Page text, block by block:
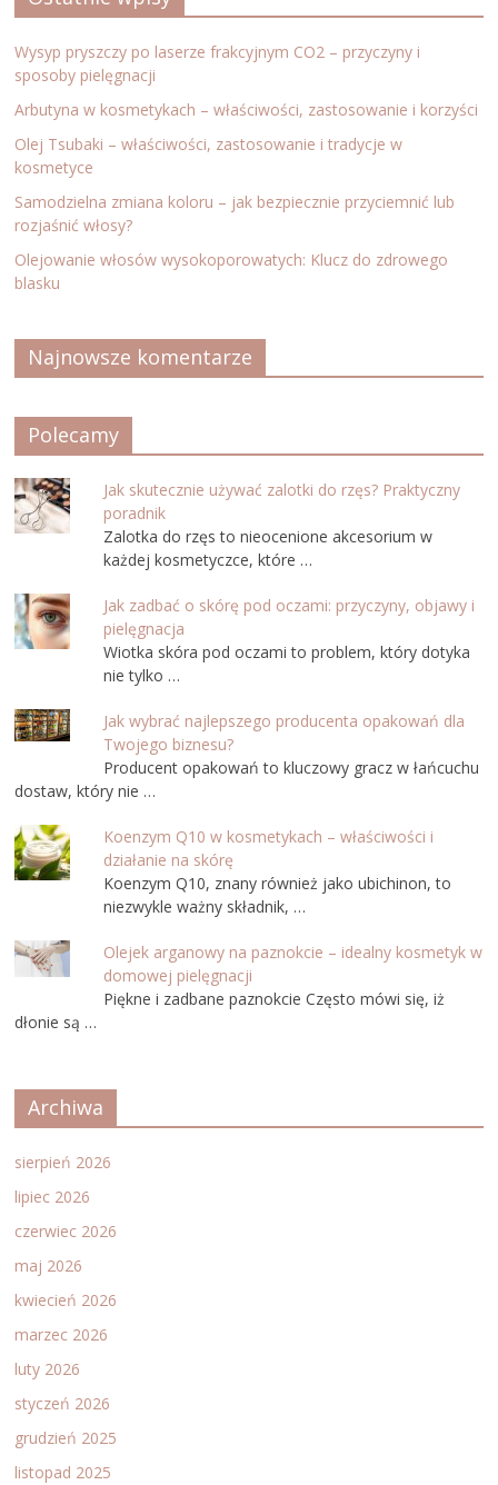
Wysyp pryszczy po laserze frakcyjnym CO2 – przyczyny i
sposoby pielęgnacji
Arbutyna w kosmetykach – właściwości, zastosowanie i korzyści
Olej Tsubaki – właściwości, zastosowanie i tradycje w
kosmetyce
Samodzielna zmiana koloru – jak bezpiecznie przyciemnić lub
rozjaśnić włosy?
Olejowanie włosów wysokoporowatych: Klucz do zdrowego
blasku
Najnowsze komentarze
Polecamy
Jak skutecznie używać zalotki do rzęs? Praktyczny
poradnik
Zalotka do rzęs to nieocenione akcesorium w
każdej kosmetyczce, które …
Jak zadbać o skórę pod oczami: przyczyny, objawy i
pielęgnacja
Wiotka skóra pod oczami to problem, który dotyka
nie tylko …
Jak wybrać najlepszego producenta opakowań dla
Twojego biznesu?
Producent opakowań to kluczowy gracz w łańcuchu
dostaw, który nie …
Koenzym Q10 w kosmetykach – właściwości i
działanie na skórę
Koenzym Q10, znany również jako ubichinon, to
niezwykle ważny składnik, …
Olejek arganowy na paznokcie – idealny kosmetyk w
domowej pielęgnacji
Piękne i zadbane paznokcie Często mówi się, iż
dłonie są …
Archiwa
sierpień 2026
lipiec 2026
czerwiec 2026
maj 2026
kwiecień 2026
marzec 2026
luty 2026
styczeń 2026
grudzień 2025
listopad 2025